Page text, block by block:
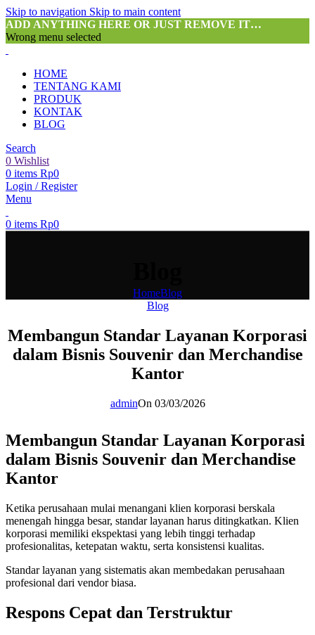
Skip to navigation Skip to main content
ADD ANYTHING HERE OR JUST REMOVE IT…
Wrong menu selected
HOME
TENTANG KAMI
PRODUK
KONTAK
BLOG
Search
0 Wishlist
0 items Rp0
Login / Register
Menu
0 items Rp0
HomeBlog
Blog
Membangun Standar Layanan Korporasi
dalam Bisnis Souvenir dan Merchandise
Kantor
adminOn 03/03/2026
Membangun Standar Layanan Korporasi
dalam Bisnis Souvenir dan Merchandise
Kantor
Ketika perusahaan mulai menangani klien korporasi berskala
menengah hingga besar, standar layanan harus ditingkatkan. Klien
korporasi memiliki ekspektasi yang lebih tinggi terhadap
profesionalitas, ketepatan waktu, serta konsistensi kualitas.
Standar layanan yang sistematis akan membedakan perusahaan
profesional dari vendor biasa.
Respons Cepat dan Terstruktur